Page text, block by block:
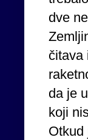
dve
čitava
da je
koji
Otkud